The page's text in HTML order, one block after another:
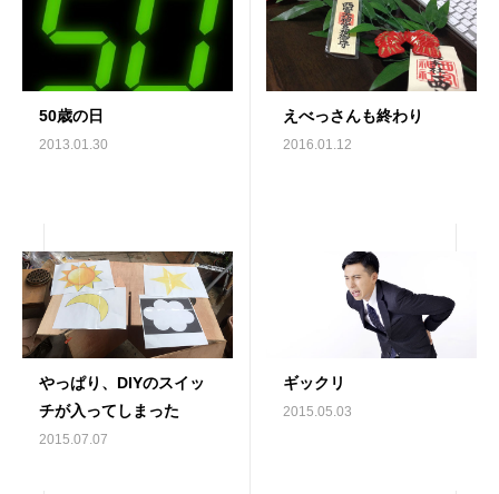
50歳の日
2013.01.30
えべっさんも終わり
2016.01.12
やっぱり、DIYのスイッ
チが入ってしまった
2015.07.07
ギックリ
2015.05.03